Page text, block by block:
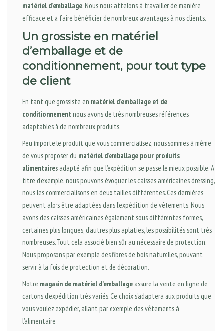
matériel d’emballage. Nous nous attelons à travailler de manière
efficace et à faire bénéficier de nombreux avantages à nos clients.
Un grossiste en matériel
d’emballage et de
conditionnement, pour tout type
de client
En tant que grossiste en matériel d’emballage et de
conditionnement nous avons de très nombreuses références
adaptables à de nombreux produits.
Peu importe le produit que vous commercialisez, nous sommes à même
de vous proposer du matériel d’emballage pour produits
alimentaires adapté afin que l’expédition se passe le mieux possible. A
titre d’exemple, nous pouvons évoquer les caisses américaines dressing,
nous les commercialisons en deux tailles différentes. Ces dernières
peuvent alors être adaptées dans l’expédition de vêtements. Nous
avons des caisses américaines également sous différentes formes,
certaines plus longues, d’autres plus aplaties, les possibilités sont très
nombreuses. Tout cela associé bien sûr au nécessaire de protection.
Nous proposons par exemple des fibres de bois naturelles, pouvant
servir à la fois de protection et de décoration.
Notre magasin de matériel d’emballage assure la vente en ligne de
cartons d’expédition très variés. Ce choix s’adaptera aux produits que
vous voulez expédier, allant par exemple des vêtements à
l’alimentaire.